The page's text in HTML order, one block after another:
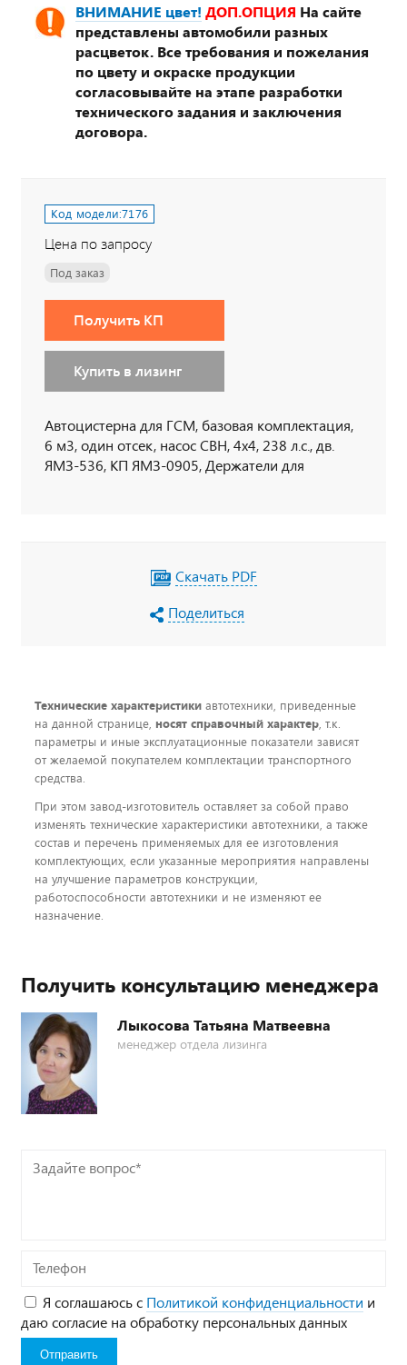
ВНИМАНИЕ цвет! ДОП.ОПЦИЯ На сайте
представлены автомобили разных
расцветок. Все требования и пожелания
по цвету и окраске продукции
согласовывайте на этапе разработки
технического задания и заключения
договора.
Код модели:7176
Цена по запросу
Под заказ
Получить КП
Купить в лизинг
Автоцистерна для ГСМ, базовая комплектация,
6 м3, один отсек, насос СВН, 4х4, 238 л.с., дв.
ЯМЗ-536, КП ЯМЗ-0905, Держатели для
Скачать PDF
Поделиться
Технические характеристики автотехники, приведенные
на данной странице, носят справочный характер, т.к.
параметры и иные эксплуатационные показатели зависят
от желаемой покупателем комплектации транспортного
средства.
При этом завод-изготовитель оставляет за собой право
изменять технические характеристики автотехники, а также
состав и перечень применяемых для ее изготовления
комплектующих, если указанные мероприятия направлены
на улучшение параметров конструкции,
работоспособности автотехники и не изменяют ее
назначение.
Получить консультацию менеджера
Лыкосова Татьяна Матвеевна
менеджер отдела лизинга
Задайте
вопрос*
Телефон
Я соглашаюсь с Политикой конфиденциальности и
даю согласие на обработку персональных данных